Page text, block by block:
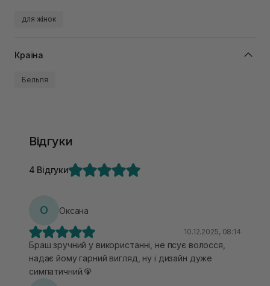
для жінок
Країна
Бельгія
Відгуки
4 Відгуки
О Оксана
10.12.2025, 08:14
Браш зручний у використанні, не псує волосся,
надає йому гарний вигляд, ну і дизайн дуже
симпатичний.🦚